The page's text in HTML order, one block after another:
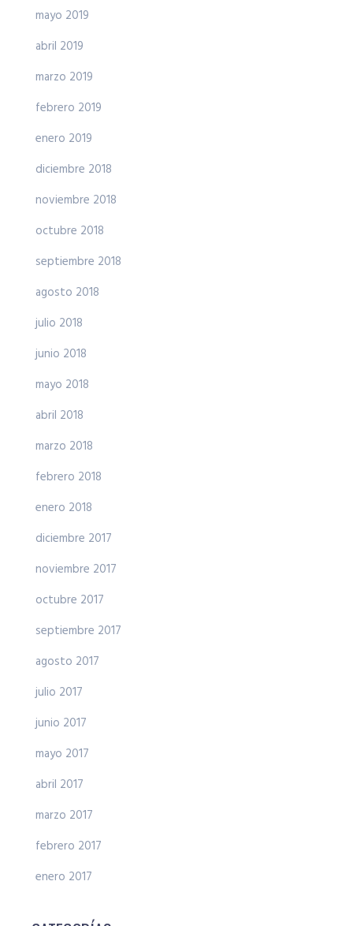
mayo 2019
abril 2019
marzo 2019
febrero 2019
enero 2019
diciembre 2018
noviembre 2018
octubre 2018
septiembre 2018
agosto 2018
julio 2018
junio 2018
mayo 2018
abril 2018
marzo 2018
febrero 2018
enero 2018
diciembre 2017
noviembre 2017
octubre 2017
septiembre 2017
agosto 2017
julio 2017
junio 2017
mayo 2017
abril 2017
marzo 2017
febrero 2017
enero 2017